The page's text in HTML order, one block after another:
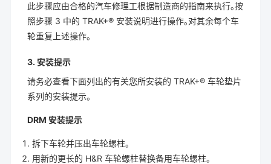
此步骤应由合格的汽车修理工根据制造商的指南来执行。按
照步骤 3 中的 TRAK+® 安装说明进行操作。对其余每个车
轮重复上述操作。
3. 安装提示
请务必查看下面列出的有关您所安装的 TRAK+® 车轮垫片
系列的安装提示。
DRM 安装提示
拆下车轮并压出车轮螺柱。
用新的更长的 H&R 车轮螺柱替换备用车轮螺柱。